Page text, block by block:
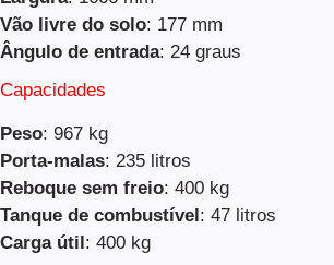
Vão livre do solo: 177 mm
Ângulo de entrada: 24 graus
Capacidades
Peso: 967 kg
Porta-malas: 235 litros
Reboque sem freio: 400 kg
Tanque de combustível: 47 litros
Carga útil: 400 kg